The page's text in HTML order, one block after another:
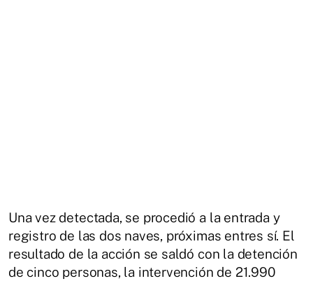
Una vez detectada, se procedió a la entrada y
registro de las dos naves, próximas entres sí. El
resultado de la acción se saldó con la detención
de cinco personas, la intervención de 21.990